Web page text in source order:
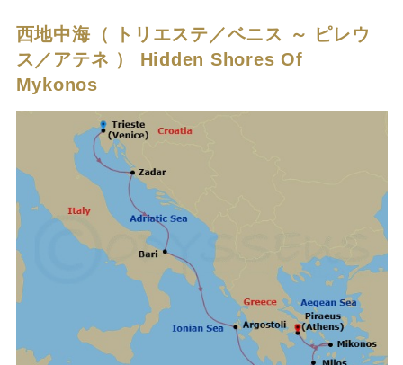
西地中海（ トリエステ／ベニス ～ ピレウ
ス／アテネ ） Hidden Shores Of
Mykonos